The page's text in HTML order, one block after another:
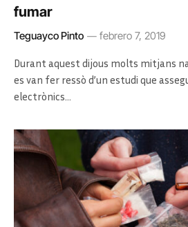
fumar
Teguayco Pinto febrero 7, 2019
Durant aquest dijous molts mitjans
es van fer ressò d’un estudi que
electrònics…